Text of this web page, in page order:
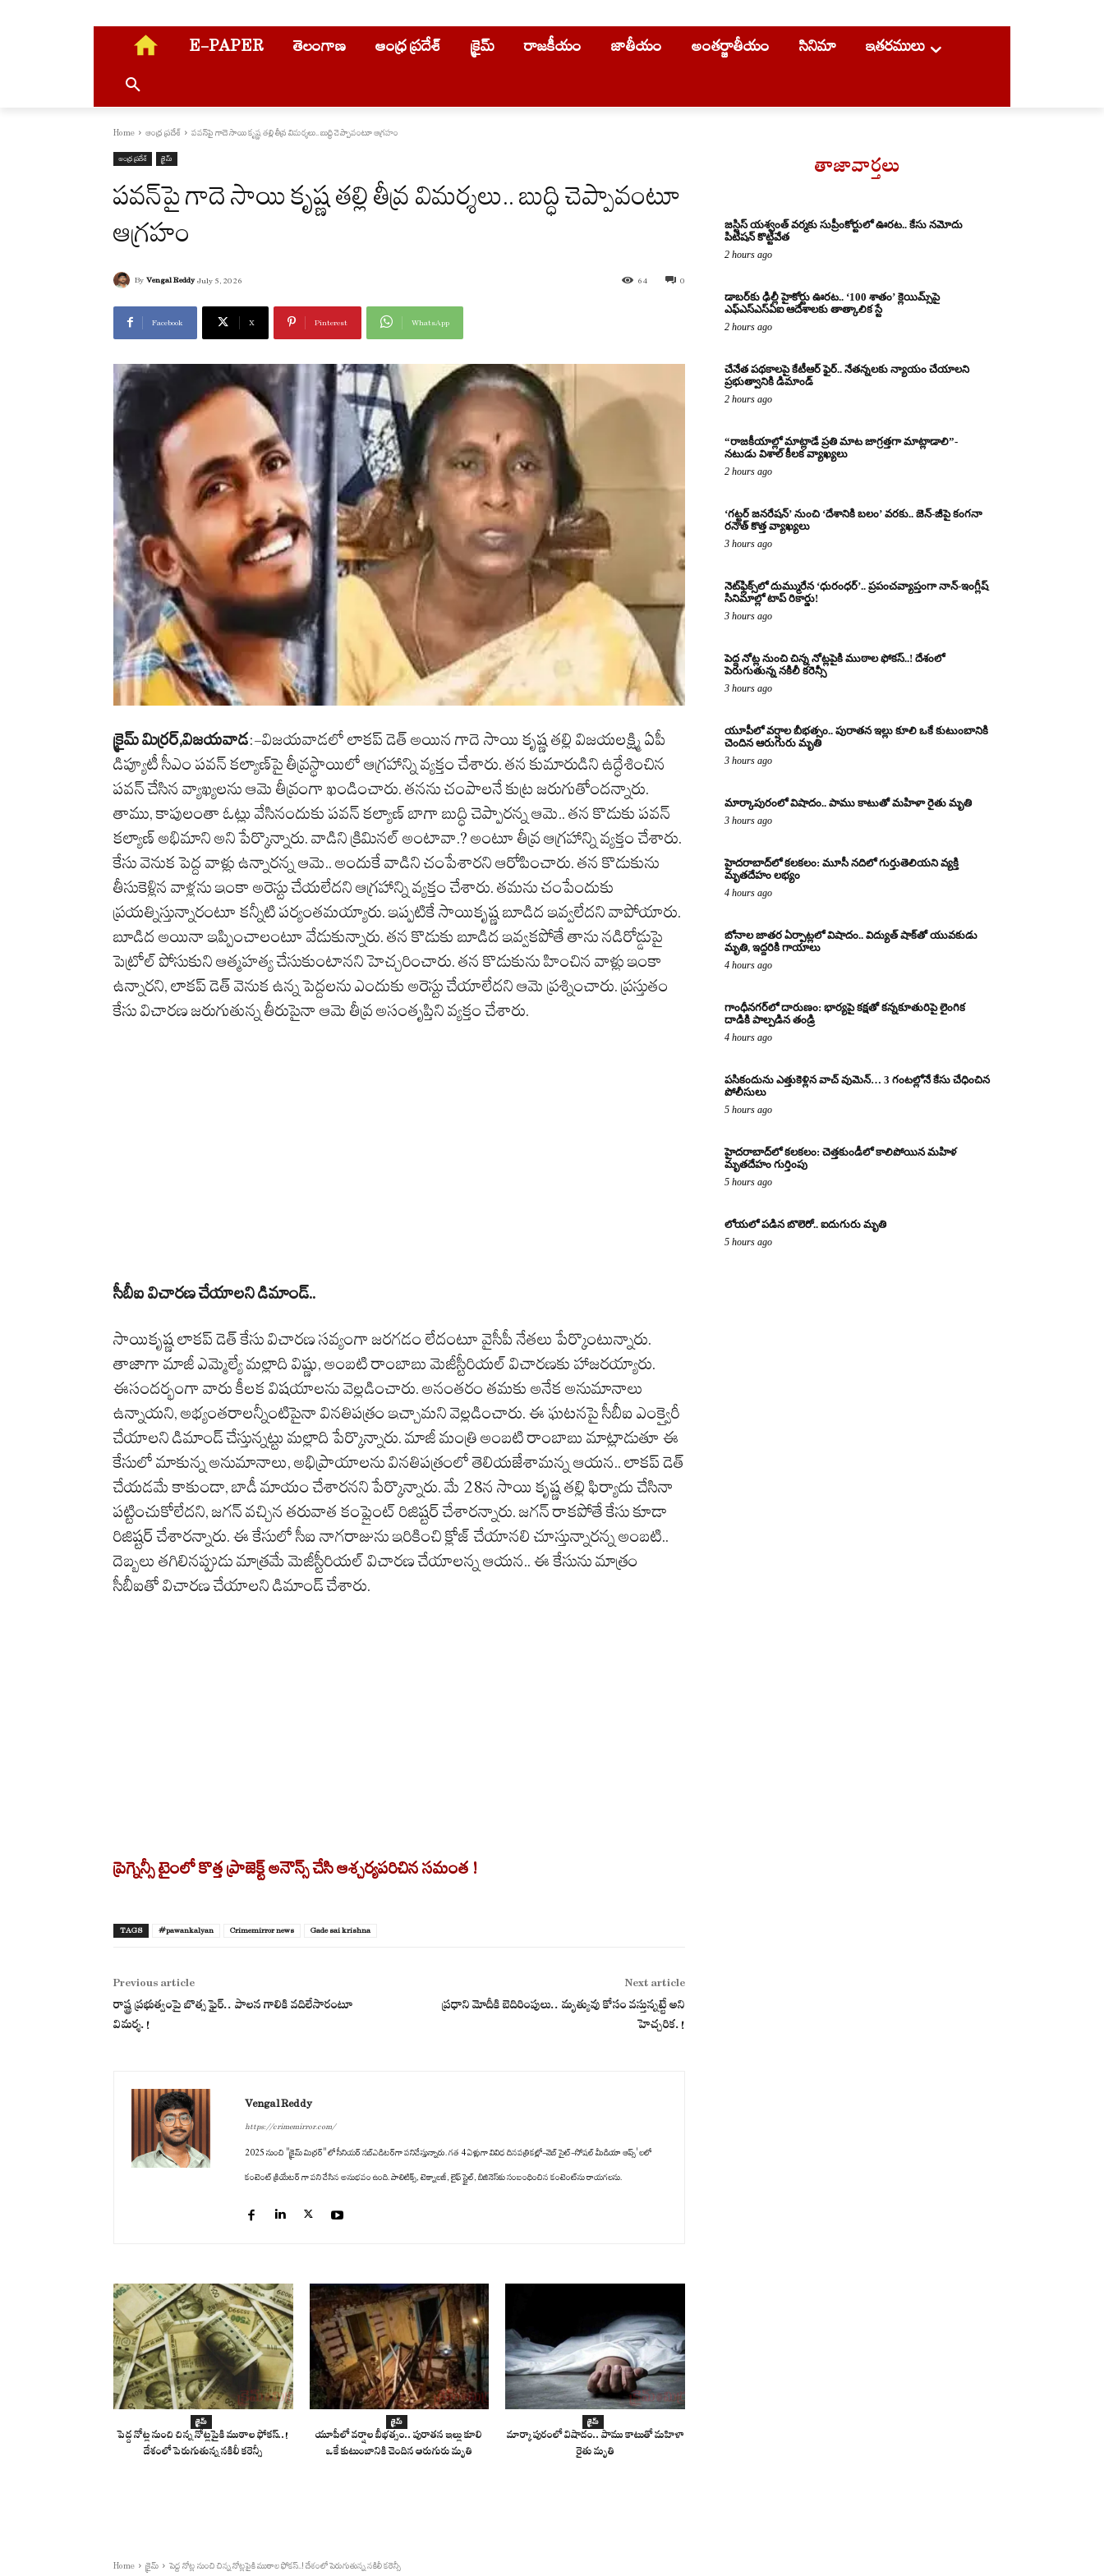
E-PAPER తెలంగాణ ఆంధ్ర ప్రదేశ్ క్రైమ్ రాజకీయం జాతీయం అంతర్జాతీయం సినిమా ఇతరములు
Home ఆంధ్ర ప్రదేశ్ పవన్‌పై గాదె సాయి కృష్ణ తల్లి తీవ్ర విమర్శలు.. బుద్ధి చెప్పావంటూ ఆగ్రహం
ఆంధ్ర ప్రదేశ్ క్రైమ్
పవన్‌పై గాదె సాయి కృష్ణ తల్లి తీవ్ర విమర్శలు.. బుద్ధి చెప్పావంటూ
ఆగ్రహం
By Vengal Reddy July 5, 2026 0
64
Facebook X Pinterest WhatsApp
క్రైమ్ మిర్రర్,విజయవాడ:-విజయవాడలో లాకప్‌ డెత్‌ అయిన గాదె సాయి కృష్ణ తల్లి విజయలక్ష్మి ఏపీ
డిప్యూటీ సీఎం పవన్‌ కల్యాణ్‌పై తీవ్రస్థాయిలో ఆగ్రహాన్ని వ్యక్తం చేశారు. తన కుమారుడిని ఉద్ధేశించిన
పవన్‌ చేసిన వ్యాఖ్యలను ఆమె తీవ్రంగా ఖండించారు. తనను చంపాలనే కుట్ర జరుగుతోందన్నారు.
తాము, కాపులంతా ఓట్లు వేసినందుకు పవన్‌ కల్యాణ్‌ బాగా బుద్ధి చెప్పారన్న ఆమె.. తన కొడుకు పవన్‌
కల్యాణ్‌ అభిమాని అని పేర్కొన్నారు. వాడిని క్రిమినల్‌ అంటావా.? అంటూ తీవ్ర ఆగ్రహాన్ని వ్యక్తం చేశారు.
కేసు వెనుక పెద్ద వాళ్లు ఉన్నారన్న ఆమె.. అందుకే వాడిని చంపేశారని ఆరోపించారు. తన కొడుకును
తీసుకెళ్లిన వాళ్లను ఇంకా అరెస్టు చేయలేదని ఆగ్రహాన్ని వ్యక్తం చేశారు. తమను చంపేందుకు
ప్రయత్నిస్తున్నారంటూ కన్నీటి పర్యంతమయ్యారు. ఇప్పటికే సాయికృష్ణ బూడిద ఇవ్వలేదని వాపోయారు.
బూడిద అయినా ఇప్పించాలంటూ వేడుకున్నారు. తన కొడుకు బూడిద ఇవ్వకపోతే తాను నడిరోడ్డుపై
పెట్రోల్‌ పోసుకుని ఆత్మహత్య చేసుకుంటానని హెచ్చరించారు. తన కొడుకును హించిన వాళ్లు ఇంకా
ఉన్నారని, లాకప్‌ డెత్‌ వెనుక ఉన్న పెద్దలను ఎందుకు అరెస్టు చేయాలేదని ఆమె ప్రశ్నించారు. ప్రస్తుతం
కేసు విచారణ జరుగుతున్న తీరుపైనా ఆమె తీవ్ర అసంతృప్తిని వ్యక్తం చేశారు.
సీబీఐ విచారణ చేయాలని డిమాండ్‌..
సాయికృష్ణ లాకప్‌ డెత్‌ కేసు విచారణ సవ్యంగా జరగడం లేదంటూ వైసీపీ నేతలు పేర్కొంటున్నారు.
తాజాగా మాజీ ఎమ్మెల్యే మల్లాది విష్ణు, అంబటి రాంబాబు మెజీస్టీరియల్‌ విచారణకు హాజరయ్యారు.
ఈసందర్భంగా వారు కీలక విషయాలను వెల్లడించారు. అనంతరం తమకు అనేక అనుమానాలు
ఉన్నాయని, అభ్యంతరాలన్నీంటిపైనా వినతిపత్రం ఇచ్చామని వెల్లడించారు. ఈ ఘటనపై సీబీఐ ఎంక్వైరీ
చేయాలని డిమాండ్‌ చేస్తున్నట్టు మల్లాది పేర్కొన్నారు. మాజీ మంత్రి అంబటి రాంబాబు మాట్లాడుతూ ఈ
కేసులో మాకున్న అనుమానాలు, అభిప్రాయాలను వినతిపత్రంలో తెలియజేశామన్న ఆయన.. లాకప్‌ డెత్‌
చేయడమే కాకుండా, బాడీ మాయం చేశారనని పేర్కొన్నారు. మే 28న సాయి కృష్ణ తల్లి ఫిర్యాదు చేసినా
పట్టించుకోలేదని, జగన్‌ వచ్చిన తరువాత కంప్లైంట్‌ రిజిష్టర్‌ చేశారన్నారు. జగన్‌ రాకపోతే కేసు కూడా
రిజిష్టర్‌ చేశారన్నారు. ఈ కేసులో సీఐ నాగరాజును ఇరికించి క్లోజ్‌ చేయానలి చూస్తున్నారన్న అంబటి..
దెబ్బలు తగిలినప్పుడు మాత్రమే మెజీస్టీరియల్‌ విచారణ చేయాలన్న ఆయన.. ఈ కేసును మాత్రం
సీబీఐతో విచారణ చేయాలని డిమాండ్‌ చేశారు.
ప్రెగ్నెన్సీ టైంలో కొత్త ప్రాజెక్ట్ అనౌన్స్ చేసి ఆశ్చర్యపరిచిన సమంత !
TAGS #pawankalyan Crimemirror news Gade sai krishna
Previous article
రాష్ట్ర ప్రభుత్వంపై బొత్స ఫైర్.. పాలన గాలికి వదిలేసారంటూ
విమర్శ.!
Next article
ప్రధాని మోదీకి బెదిరింపులు.. మృత్యువు కోసం వస్తున్నట్టే అని
హెచ్చరిక.!
Vengal Reddy
https://crimemirror.com/
2025 నుంచి "క్రైమ్ మిర్రర్" లో సీనియర్ సబ్‌ఎడిటర్‌గా పనిచేస్తున్నారు. గత 4 ఏళ్లుగా వివిధ దినపత్రికల్లో-వెబ్ సైట్-సోషల్ మీడియా ఆప్స్' లలో
కంటెంట్ క్రియేటర్ గా పని చేసిన అనుభవం ఉంది. పాలిటిక్స్‌, టెక్నాలజీ, లైఫ్‌ స్టైల్‌, బిజినెస్‌కు సంబంధించిన కంటెంట్‌ను రాయగలను.
క్రైమ్
పెద్ద నోట్ల నుంచి చిన్న నోట్లపైకి ముఠాల ఫోకస్..!
దేశంలో పెరుగుతున్న నకిలీ కరెన్సీ
క్రైమ్
యూపీలో వర్షాల బీభత్సం.. పురాతన ఇల్లు కూలి
ఒకే కుటుంబానికి చెందిన ఆరుగురు మృతి
క్రైమ్
మార్కాపురంలో విషాదం.. పాము కాటుతో మహిళా
రైతు మృతి
తాజావార్తలు
జస్టిస్ యశ్వంత్ వర్మకు సుప్రీంకోర్టులో ఊరట.. కేసు నమోదు
పిటిషన్ కొట్టివేత
2 hours ago
డాబర్‌కు ఢిల్లీ హైకోర్టు ఊరట.. ‘100 శాతం’ క్లెయిమ్స్‌పై
ఎఫ్‌ఎస్‌ఎస్‌ఏఐ ఆదేశాలకు తాత్కాలిక స్టే
2 hours ago
చేనేత పథకాలపై కేటీఆర్ ఫైర్.. నేతన్నలకు న్యాయం చేయాలని
ప్రభుత్వానికి డిమాండ్
2 hours ago
“రాజకీయాల్లో మాట్లాడే ప్రతి మాట జాగ్రత్తగా మాట్లాడాలి”-
నటుడు విశాల్ కీలక వ్యాఖ్యలు
2 hours ago
‘గట్టర్ జనరేషన్’ నుంచి ‘దేశానికి బలం’ వరకు.. జెన్-జీపై కంగనా
రనౌత్ కొత్త వ్యాఖ్యలు
3 hours ago
నెట్‌ఫ్లిక్స్‌లో దుమ్మురేన ‘ధురంధర్’.. ప్రపంచవ్యాప్తంగా నాన్-ఇంగ్లీష్
సినిమాల్లో టాప్ రికార్డు!
3 hours ago
పెద్ద నోట్ల నుంచి చిన్న నోట్లపైకి ముఠాల ఫోకస్..! దేశంలో
పెరుగుతున్న నకిలీ కరెన్సీ
3 hours ago
యూపీలో వర్షాల బీభత్సం.. పురాతన ఇల్లు కూలి ఒకే కుటుంబానికి
చెందిన ఆరుగురు మృతి
3 hours ago
మార్కాపురంలో విషాదం.. పాము కాటుతో మహిళా రైతు మృతి
3 hours ago
హైదరాబాద్‌లో కలకలం: మూసీ నదిలో గుర్తుతెలియని వ్యక్తి
మృతదేహం లభ్యం
4 hours ago
బోనాల జాతర ఏర్పాట్లలో విషాదం.. విద్యుత్ షాక్‌తో యువకుడు
మృతి, ఇద్దరికి గాయాలు
4 hours ago
గాంధీనగర్‌లో దారుణం: భార్యపై కక్షతో కన్నకూతురిపై లైంగిక
దాడికి పాల్పడిన తండ్రి
4 hours ago
పసికందును ఎత్తుకెళ్లిన వాచ్ వుమెన్… 3 గంటల్లోనే కేసు చేధించిన
పోలీసులు
5 hours ago
హైదరాబాద్‌లో కలకలం: చెత్తకుండీలో కాలిపోయిన మహిళ
మృతదేహం గుర్తింపు
5 hours ago
లోయలో పడిన బొలెరో.. ఐదుగురు మృతి
5 hours ago